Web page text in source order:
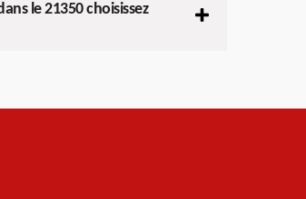
le 21350 choisissez